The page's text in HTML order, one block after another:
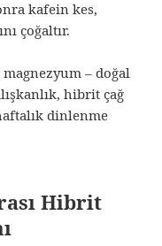
kafein kes,
çoğaltır.
– doğal
hibrit çağ
dinlenme
Hibrit